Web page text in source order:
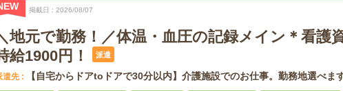
掲載日 2026/08/07
地元で勤務！／体温・血圧の記録メイン＊看護
給1900円！
派遣
遣先 【自宅からドアtoドアで30分以内】介護施設でのお仕事。勤務地選べま